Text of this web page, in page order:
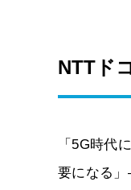
NTTド
「5G時代
要になる